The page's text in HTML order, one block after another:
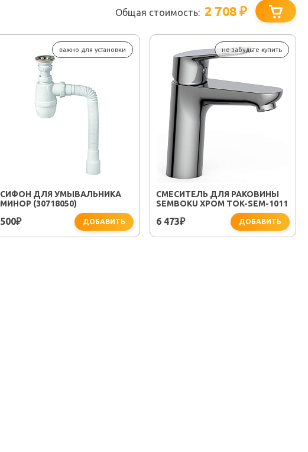
Общая стоимость: 2 708₽
важно для установки
СИФОН ДЛЯ УМЫВАЛЬНИКА
МИНОР (30718050)
500₽ ДОБАВИТЬ
не забудьте купить
СМЕСИТЕЛЬ ДЛЯ РАКОВИНЫ
SEMBOKU ХРОМ TOK-SEM-1011
6 473₽ ДОБАВИТЬ